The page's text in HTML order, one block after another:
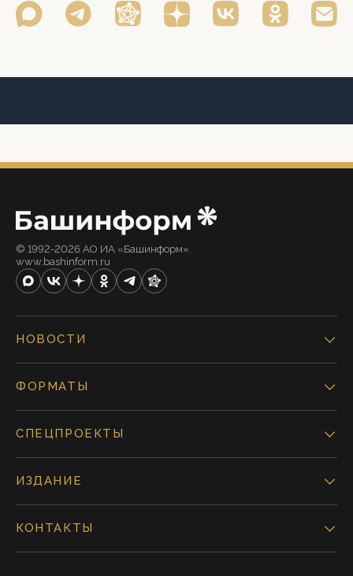
© 1992-2026 АО ИА «Башинформ».
www.bashinform.ru
НОВОСТИ
ФОРМАТЫ
СПЕЦПРОЕКТЫ
ИЗДАНИЕ
КОНТАКТЫ